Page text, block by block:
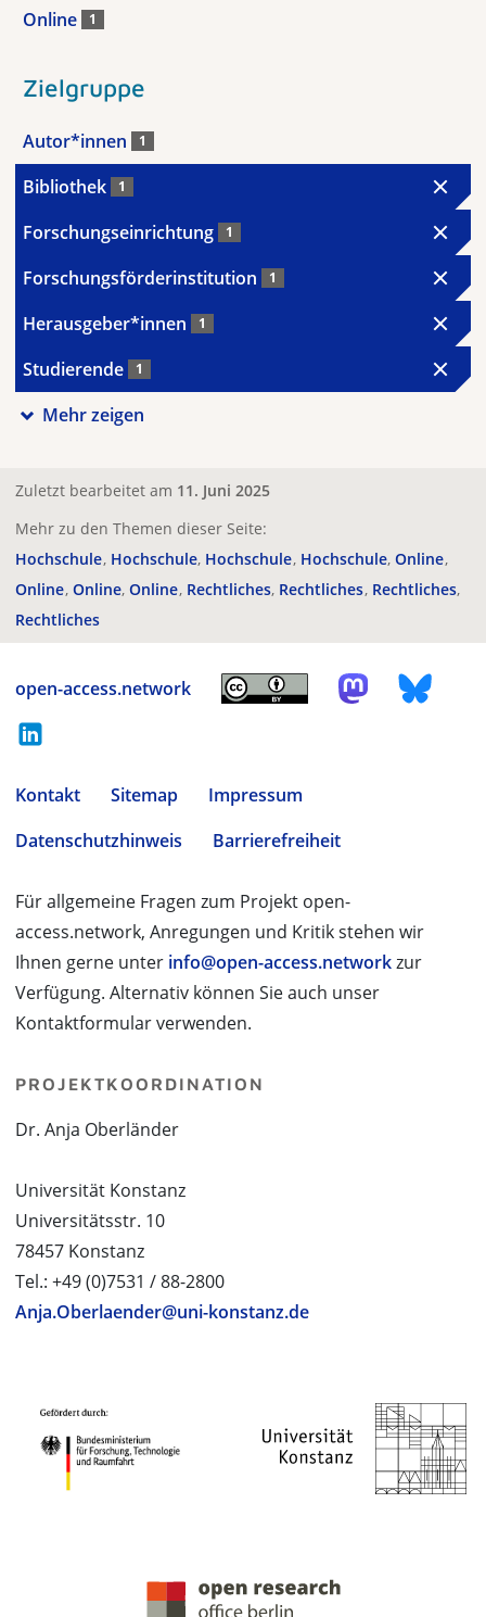
Online 1
Zielgruppe
Autor*innen 1
Bibliothek 1
Forschungseinrichtung 1
Forschungsförderinstitution 1
Herausgeber*innen 1
Studierende 1
Mehr zeigen
Zuletzt bearbeitet am 11. Juni 2025
Mehr zu den Themen dieser Seite:
Hochschule Hochschule Hochschule Hochschule Online
Online Online Online Rechtliches Rechtliches Rechtliches
Rechtliches
open-access.network
Kontakt Sitemap
Impressum
Datenschutzhinweis
Barrierefreiheit
Für allgemeine Fragen zum Projekt open-
access.network, Anregungen und Kritik stehen wir
Ihnen gerne unter info@open-access.networkzur
Verfügung. Alternativ können Sie auch unser
Kontaktformular verwenden.
PROJEKTKOORDINATION
Dr. Anja Oberländer
Universität Konstanz
Universitätsstr. 10
78457 Konstanz
Tel.: +49 (0)7531 / 88-2800
Anja.Oberlaender@uni-konstanz.de